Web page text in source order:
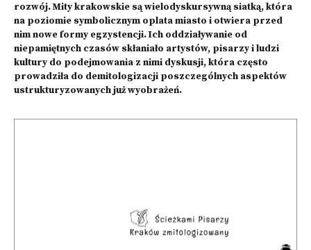
rozwój. Mity krakowskie są wielodyskursywną siatką, która
na poziomie symbolicznym oplata miasto i otwiera przed
nim nowe formy egzystencji. Ich oddziaływanie od
niepamiętnych czasów skłaniało artystów, pisarzy i ludzi
kultury do podejmowania z nimi dyskusji, która często
prowadziła do demitologizacji poszczególnych aspektów
ustrukturyzowanych już wyobrażeń.